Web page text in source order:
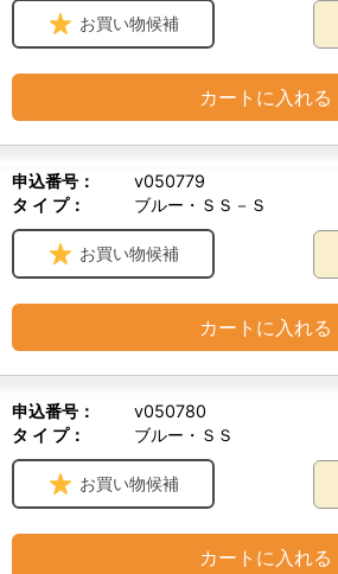
お買い物候補
カートに入れる
申込番号：
v050779
タ イ プ：
ブルー・ＳＳ－Ｓ
お買い物候補
カートに入れる
申込番号：
v050780
タ イ プ：
ブルー・ＳＳ
お買い物候補
カートに入れる